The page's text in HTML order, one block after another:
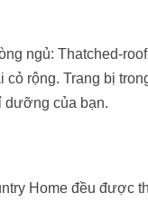
ngủ: Thatched-
rộng. Trang bị
dưỡng của bạn.
Home đều được